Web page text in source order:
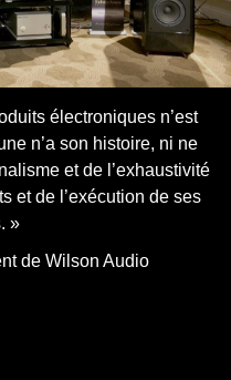
électroniques n’est
n’a son histoire, ni ne
et de l’exhaustivité
et de l’exécution de ses
»
de Wilson Audio